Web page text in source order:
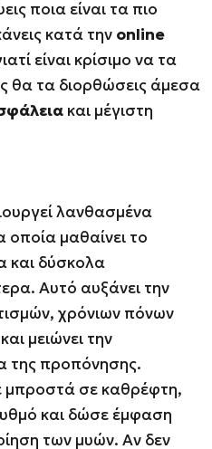
ποια είναι τα πιο
κατά την online
είναι κρίσιμο να τα
θα τα διορθώσεις άμεσα
και μέγιστη
λανθασμένα
οποία μαθαίνει το
και δύσκολα
Αυτό αυξάνει την
χρόνιων πόνων
μειώνει την
της προπόνησης.
μπροστά σε καθρέφτη,
και δώσε έμφαση
των μυών. Αν δεν